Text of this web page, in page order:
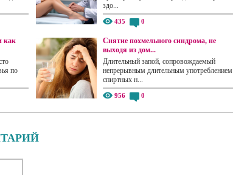
здо...
435 0
как
по
Снятие похмельного синдрома, не
выходя из дом...
Длительный запой, сопровождаемый
непрерывным длительным употреблением
спиртных н...
956 0